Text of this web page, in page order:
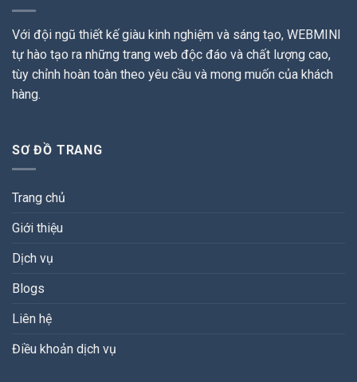
Với đội ngũ thiết kế giàu kinh nghiệm và sáng tạo, WEBMINI
tự hào tạo ra những trang web độc đáo và chất lượng cao,
tùy chỉnh hoàn toàn theo yêu cầu và mong muốn của khách
hàng.
SƠ ĐỒ TRANG
Trang chủ
Giới thiệu
Dịch vụ
Blogs
Liên hệ
Điều khoản dịch vụ